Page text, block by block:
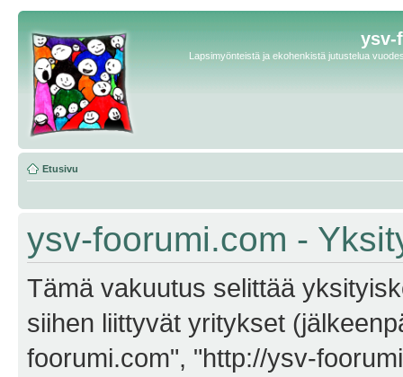
ysv-
Lapsimyönteistä ja ekohenkistä jutustelua
Etusivu
ysv-foorumi.com -
Tämä vakuutus selittää
siihen liittyvät yritykset
foorumi.com", "http://ysv-